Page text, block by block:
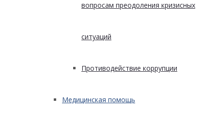
вопросам преодоления кризисных
ситуаций
Противодействие коррупции
Медицинская помощь